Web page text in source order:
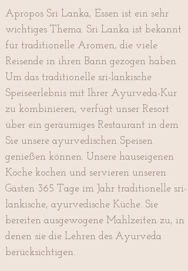
Apropos Sri Lanka, Essen ist ein sehr
wichtiges Thema. Sri Lanka ist bekannt
für traditionelle Aromen, die viele
Reisende in ihren Bann gezogen haben.
Um das traditionelle sri-lankische
Speiseerlebnis mit Ihrer Ayurveda-Kur
zu kombinieren, verfügt unser Resort
über ein geräumiges Restaurant in dem
Sie unsere ayurvedischen Speisen
genießen können. Unsere hauseigenen
Köche kochen und servieren unseren
Gästen 365 Tage im Jahr traditionelle sri-
lankische, ayurvedische Küche. Sie
bereiten ausgewogene Mahlzeiten zu, in
denen sie die Lehren des Ayurveda
berücksichtigen.